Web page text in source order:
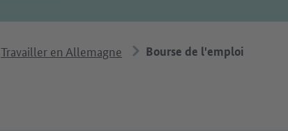
Travailler en Allemagne Bourse de l'emploi